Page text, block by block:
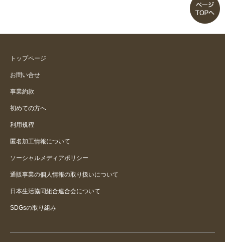
トップページ
お問い合せ
事業約款
初めての方へ
利用規程
匿名加工情報について
ソーシャルメディアポリシー
通販事業の個人情報の取り扱いについて
日本生活協同組合連合会について
SDGsの取り組み